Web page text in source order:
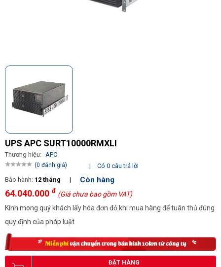
UPS APC SURT10000RMXLI
Thương hiệu: APC
(0 đánh giá) |
Có 0 câu trả lời
Bảo hành: 12 tháng | Còn hàng
64.040.000 đ (Giá chưa bao gồm VAT)
Kính mong quý khách lấy hóa đơn đỏ khi mua hàng để tuân thủ đúng
quy định của pháp luật
ĐẶT HÀNG